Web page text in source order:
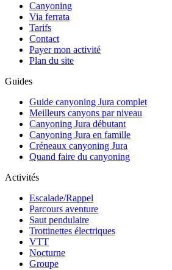
Canyoning
Via ferrata
Tarifs
Contact
Payer mon activité
Plan du site
Guides
Guide canyoning Jura complet
Meilleurs canyons par niveau
Canyoning Jura débutant
Canyoning Jura en famille
Créneaux canyoning Jura
Quand faire du canyoning
Activités
Escalade/Rappel
Parcours aventure
Saut pendulaire
Trottinettes électriques
VTT
Nocturne
Groupe